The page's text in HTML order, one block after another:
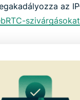
az
szivárgásokat